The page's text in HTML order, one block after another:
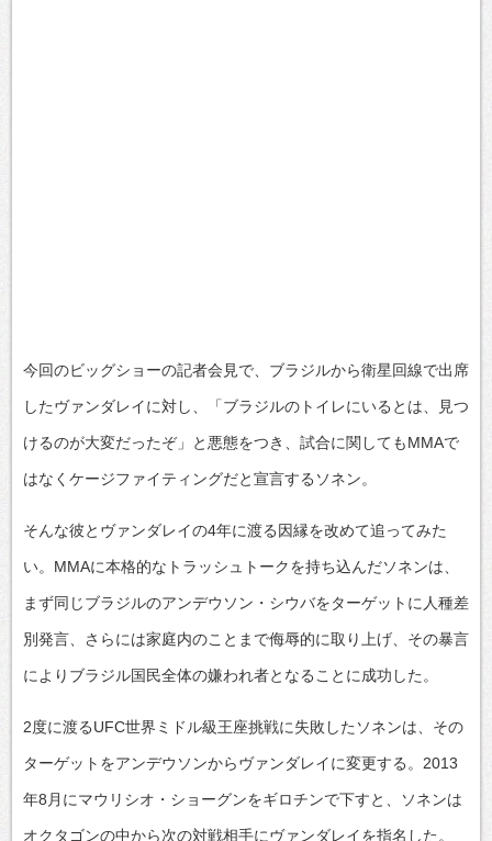
今回のビッグショーの記者会見で、ブラジルから衛星回線で出席
したヴァンダレイに対し、「ブラジルのトイレにいるとは、見つ
けるのが大変だったぞ」と悪態をつき、試合に関してもMMAで
はなくケージファイティングだと宣言するソネン。
そんな彼とヴァンダレイの4年に渡る因縁を改めて追ってみた
い。MMAに本格的なトラッシュトークを持ち込んだソネンは、
まず同じブラジルのアンデウソン・シウバをターゲットに人種差
別発言、さらには家庭内のことまで侮辱的に取り上げ、その暴言
によりブラジル国民全体の嫌われ者となることに成功した。
2度に渡るUFC世界ミドル級王座挑戦に失敗したソネンは、その
ターゲットをアンデウソンからヴァンダレイに変更する。2013
年8月にマウリシオ・ショーグンをギロチンで下すと、ソネンは
オクタゴンの中から次の対戦相手にヴァンダレイを指名した。